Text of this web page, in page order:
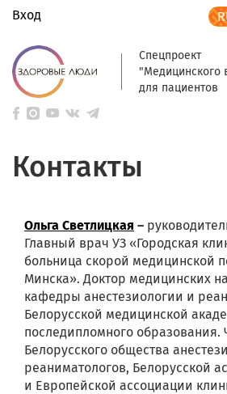
Вход
Спецпроект
"Медицинского
для пациентов
Контакты
Ольга Светлицкая –
Главный врач УЗ «Городская
больница скорой медицинской
Минска». Доктор медицинских
кафедры анестезиологии и
Белорусской медицинской
последипломного
Белорусского общества
реаниматологов, Белорусской
и Европейской ассоциации